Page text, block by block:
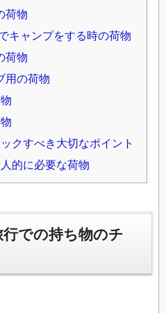
荷物
キャンプをする時の荷物
物
の荷物
クすべき大切なポイント
的に必要な荷物
での持ち物のチ